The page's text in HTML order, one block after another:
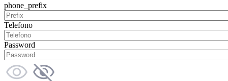
phone_prefix
Telefono
Password